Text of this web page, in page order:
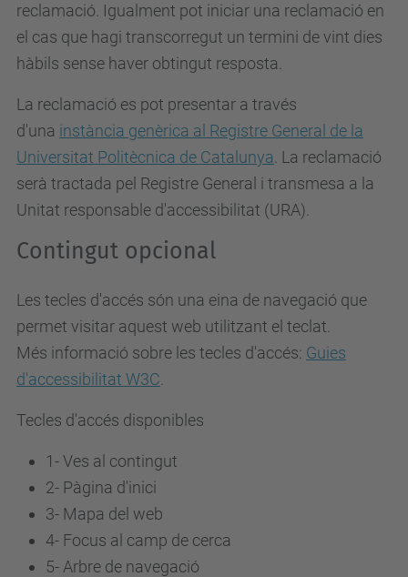
reclamació. Igualment pot iniciar una reclamació en
el cas que hagi transcorregut un termini de vint dies
hàbils sense haver obtingut resposta.
La reclamació es pot presentar a través
d'una instància genèrica al Registre General de la
Universitat Politècnica de Catalunya . La reclamació
serà tractada pel Registre General i transmesa a la
Unitat responsable d'accessibilitat (URA).
Contingut opcional
Les tecles d'accés són una eina de navegació que
permet visitar aquest web utilitzant el teclat.
Més informació sobre les tecles d'accés: Guies
d'accessibilitat W3C
Tecles d'accés disponibles
1- Ves al contingut
2- Pàgina d'inici
3- Mapa del web
4- Focus al camp de cerca
5- Arbre de navegació